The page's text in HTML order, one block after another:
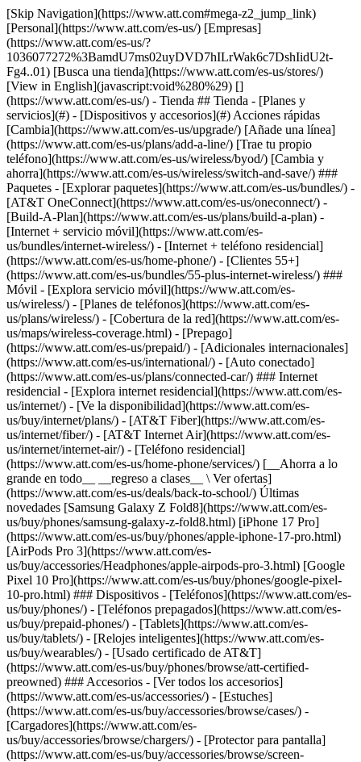
[Skip Navigation](https://www.att.com#mega-z2_jump_link) [Personal](https://www.att.com/es-us/) [Empresas](https://www.att.com/es-us/?1036077272%3BamdU7ms02uyDVD7hILrWak6c7DshIidU2t-Fg4..01) [Busca una tienda](https://www.att.com/es-us/stores/) [View in English](javascript:void%280%29) [](https://www.att.com/es-us/) - Tienda ## Tienda - [Planes y servicios](#) - [Dispositivos y accesorios](#) Acciones rápidas [Cambia](https://www.att.com/es-us/upgrade/) [Añade una línea](https://www.att.com/es-us/plans/add-a-line/) [Trae tu propio teléfono](https://www.att.com/es-us/wireless/byod/) [Cambia y ahorra](https://www.att.com/es-us/wireless/switch-and-save/) ### Paquetes - [Explorar paquetes](https://www.att.com/es-us/bundles/) - [AT&T OneConnect](https://www.att.com/es-us/oneconnect/) - [Build-A-Plan](https://www.att.com/es-us/plans/build-a-plan) - [Internet + servicio móvil](https://www.att.com/es-us/bundles/internet-wireless/) - [Internet + teléfono residencial](https://www.att.com/es-us/home-phone/) - [Clientes 55+](https://www.att.com/es-us/bundles/55-plus-internet-wireless/) ### Móvil - [Explora servicio móvil](https://www.att.com/es-us/wireless/) - [Planes de teléfonos](https://www.att.com/es-us/plans/wireless/) - [Cobertura de la red](https://www.att.com/es-us/maps/wireless-coverage.html) - [Prepago](https://www.att.com/es-us/prepaid/) - [Adicionales internacionales](https://www.att.com/es-us/international/) - [Auto conectado](https://www.att.com/es-us/plans/connected-car/) ### Internet residencial - [Explora internet residencial](https://www.att.com/es-us/internet/) - [Ve la disponibilidad](https://www.att.com/es-us/buy/internet/plans/) - [AT&T Fiber](https://www.att.com/es-us/internet/fiber/) - [AT&T Internet Air](https://www.att.com/es-us/internet/internet-air/) - [Teléfono residencial](https://www.att.com/es-us/home-phone/services/) [__Ahorra a lo grande en todo__ __regreso a clases__ \ Ver ofertas](https://www.att.com/es-us/deals/back-to-school/) Últimas novedades [Samsung Galaxy Z Fold8](https://www.att.com/es-us/buy/phones/samsung-galaxy-z-fold8.html) [iPhone 17 Pro](https://www.att.com/es-us/buy/phones/apple-iphone-17-pro.html) [AirPods Pro 3](https://www.att.com/es-us/buy/accessories/Headphones/apple-airpods-pro-3.html) [Google Pixel 10 Pro](https://www.att.com/es-us/buy/phones/google-pixel-10-pro.html) ### Dispositivos - [Teléfonos](https://www.att.com/es-us/buy/phones/) - [Teléfonos prepagados](https://www.att.com/es-us/buy/prepaid-phones/) - [Tablets](https://www.att.com/es-us/buy/tablets/) - [Relojes inteligentes](https://www.att.com/es-us/buy/wearables/) - [Usado certificado de AT&T](https://www.att.com/es-us/buy/phones/browse/att-certified-preowned) ### Accesorios - [Ver todos los accesorios](https://www.att.com/es-us/accessories/) - [Estuches](https://www.att.com/es-us/buy/accessories/browse/cases/) - [Cargadores](https://www.att.com/es-us/buy/accessories/browse/chargers/) - [Protector para pantalla](https://www.att.com/es-us/buy/accessories/browse/screen-protectors/) - [Audífonos](https://www.att.com/es-us/buy/accessories/browse/headphones/) ### Brands - [Apple](https://www.att.com/es-us/buy/phones/browse/apple/) - [Samsung](https://www.att.com/es-us/buy/phones/browse/samsung/) - [Motorola](https://www.att.com/es-us/buy/phones/browse/motorola/) - [Google](https://www.att.com/es-us/buy/phones/browse/google/) - [Meta](https://www.att.com/es-us/buy/accessories/browse/all/meta/) [__Obtén el nuevo Samsung Galaxy Z Fold8 por $0 con intercambio elegible__ \ Reserva](https://www.att.com/es-us/buy/phones/samsung-galaxy-z-fold8.html) - Ofertas ## Ofertas - [Nuevos y destacados](#) - [Descuentos para clientes](#) Destacados [Ve todas las ofertas](https://www.att.com/es-us/deals/) [Ofertas de servicio móvil](https://www.att.com/es-us/deals/cell-phone-deals/) [Ofertas de internet](https://www.att.com/es-us/deals/internet/) [Ofertas de intercambio](https://www.att.com/es-us/buy/phones/browse/tradeinoffer/) [Sin ofertas de intercambio](https://www.att.com/es-us/buy/phones/browse/nontradeinoffer/) ### Ofertas de tendencia - [Samsung Galaxy](https://www.att.com/es-us/buy/phones/browse/samsung_hasdeals_value_nontradeinoffer_tradeinoffer/) - [Apple iPhone](https://www.att.com/es-us/buy/phones/browse/apple_hasdeals_value_nontradeinoffer_tradeinoffer/) - [Menos de $50](https://www.att.com/es-us/buy/accessories/browse/all/price-range-25-50_price-range-5-25_5-and-under/) - [Ofertas de regreso a clases](https://www.att.com/es-us/deals/back-to-school/) ### Ofertas de dispositivos y accesorios - [Teléfonos](https://www.att.com/es-us/buy/phones/browse/hasdeals_value_nontradeinoffer_tradeinoffer/) - [Teléfonos prepagados](https://www.att.com/es-us/buy/prepaid-phones/browse/hasdeals/) - [Tablets](https://www.att.com/es-us/buy/tablets/browse/hasdeals_nontradeinoffer/) - [Relojes inteligentes](https://www.att.com/es-us/buy/wearables/browse/hasdeals_nontradeinoffer/) - [Ofertas de accesorios](https://www.att.com/es-us/buy/accessories/browse/all/deals/) ### Suscripciones - [AT&T OneConnect](https://www.att.com/es-us/oneconnect/) [__Cámbiate a AT&T y averigua cómo obtener hasta $800 por línea para terminar tu contrato__ \ Compra ahora](https://www.att.com/es-us/buy/phones/) ### Descuentos por ocupación - [Empleados de empresas](https://www.att.com/es-us/verification/signaturehub/#employment) - [Militares y veteranos](https://www.att.com/es-us/offers/discount-program/military-discount/) - [Maestros](https://www.att.com/es-us/offers/discount-program/teacher/) - [Enfermeros y médicos](https://www.att.com/es-us/verification/signaturehub/#medical) - [Personal de emergencias activo](https://www.att.com/es-us/firstnetandfamily/) ### Descuentos por afiliación - [Clientes 55+](https://www.att.com/es-us/verification/signaturehub/#age) - [Personal retirado del servicio de emergencia](https://www.att.com/es-us/offers/discount-program/retired-responders/) - [Trabajadores de sindicatos](https://www.att.com/es-us/offers/discount-program/union-discount/) - [Estudiantes](https://www.att.com/es-us/verification/signaturehub/#student) ### Ahorros para socios - [Descuento con tarjeta de crédito](https://www.att.com/es-us/?1036077272%3BamdU7ms02uyDVD7hIidU2t-FgOyvGkzT7uyJVm497PywgLdW2iYTVis9IZcUaO3.z1) - [Beneficios y más](https://andmorebenefits.att.com/root-discovery) [__Maestros: ahorra hasta $150 por línea y hasta un 20% en planes__ \ Obtén detalles](https://www.att.com/es-us/offers/discount-program/teacher/) - La diferencia de AT&T ## La diferencia de AT&T - [Nuestra ventaja competitiva](#) ### ¿Por qué elegirnos? - [Garantía AT&T](https://www.att.com/es-us/why-att/guarantee/) - [Por qué AT&T](https://www.att.com/es-us/why-att/) - [AT&T vs. T-Mobile y Verizon](https://www.att.com/es-us/wireless/switch-and-save/#compare-us) - [AT&T Fiber vs. Spectrum y Xfinity](https://www.att.com/es-us/internet/fiber/#compare-us) - [Prueba AT&T gratis](https://www.att.com/es-us/wireless/free-trial/) - [Cambia y ahorra](https://www.att.com/es-us/wireless/switch-and-save/) ### Cobertura excepcional - [Mapa de cobertura 5G](https://www.att.com/es-us/maps/wireless-coverage.html) - [Mapa de cobertura de fibra óptica](https://www.att.com/es-us/internet/fiber/coverage-map/) [__La mejor garantía de Estados Unidos__ \ Obtén detalles](https://www.att.com/es-us/why-att/guarantee/) - Ayuda ## Ayuda - [Factura y cuenta](#) - [Móvil](#) - [Internet](#) Acciones rápidas [Ve toda la ayuda](https://www.att.com/es-us/support/) [Ver mi cuenta](https://www.att.com/es-us/acctmgmt/overview) [Centro de pagos](https://www.att.com/es-us/acctmgmt/mypaymentcenter) [Centro de facturación](https://www.att.com/es-us/acctmgmt/billing/mybillingcenter) ### Factura y pagos - [Comprende tu factura](https://www.att.com/es-us/support/my-account/understand-your-bill/) - [Averigua por qué tu factura cambió](https://www.att.com/es-us/support/article/my-account/KM1051879/) - [Configura y administra AutoPay](https://www.att.com/es-us/acctmgmt/mypaymentcenter?intent=MANAGEAUTOPAY) - [Ve las cuotas de los dispositivos](https://www.att.com/es-us/acctmgmt/payment/installmentplandetails) - [Pagar sin iniciar sesión](https://www.att.com/es-us/acctmgmt/fastpmt/fastpay) ### Cuenta - [Cambiar o restablecer contraseña](https://www.att.com/es-us/support/article/my-account/KM1008941/) - [Añade o elimina cuentas](https://www.att.com/es-us/support/article/my-account/KM1008925/) - [Traslada el servicio de internet](https://www.att.com/es-us/help/moving/) - [Ve tus pedidos y reclamaciones](https://www.att.com/es-us/orders/history) - [Más ayuda con la cuenta](https://www.att.com/es-us/support/my-account/) [__La mejor garantía de Estados Unidos__ \ Obtén detalles](https://www.att.com/es-us/why-att/guarantee/) Acciones rápidas [Administrar mi servicio móvil](https://www.att.com/es-us/acctmgmt/mywireless) [Rastrear mi pedido](https://www.att.com/es-us/orders/history) [Añade AT&T International Day Pass](https://www.att.com/es-us/acctmgmt/signin?intent=DEEPLINK&soc=IRRLHDF&level=CAT&source=ILC242589969&wtExtndSource=Megamenu) ### Mi dispositivo - [Verificar mi uso](https://www.att.com/es-us/acctmgmt/usage/mysummary) - [Administra complementos](https://www.att.com/es-us/acctmgmt/wireless/manage-addon) - [Cambiar mi plan](https://www.att.com/es-us/acctmgmt/mywireless/manageplan/) - [Añade una línea](https://www.att.com/es-us/buy/postpaid/?wlsfi=AL) - [Consultar los requisitos de cambio](https://www.att.com/es-us/buy/postpaid/?wlsfi=up) - [Activa un dispositivo móvil](https://www.att.com/es-us/